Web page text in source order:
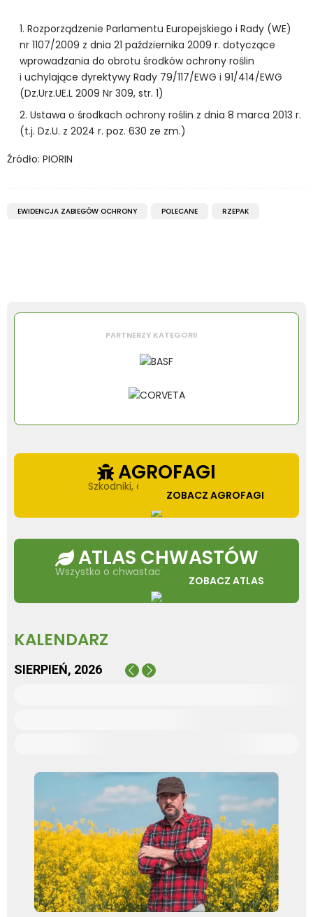
Rozporządzenie Parlamentu Europejskiego i Rady (WE)
nr 1107/2009 z dnia 21 października 2009 r. dotyczące
wprowadzania do obrotu środków ochrony roślin
i uchylające dyrektywy Rady 79/117/EWG i 91/414/EWG
(Dz.Urz.UE.L 2009 Nr 309, str. 1)
Ustawa o środkach ochrony roślin z dnia 8 marca 2013 r.
(t.j. Dz.U. z 2024 r. poz. 630 ze zm.)
Źródło: PIORIN
EWIDENCJA ZABIEGÓW OCHRONY POLECANE RZEPAK
PARTNERZY KATEGORII
AGROFAGI
Szkodniki, choroby i chwasty
ZOBACZ AGROFAGI
ATLAS CHWASTÓW
Wszystko o chwastach w jednym miejscu
ZOBACZ ATLAS
KALENDARZ
SIERPIEŃ, 2026